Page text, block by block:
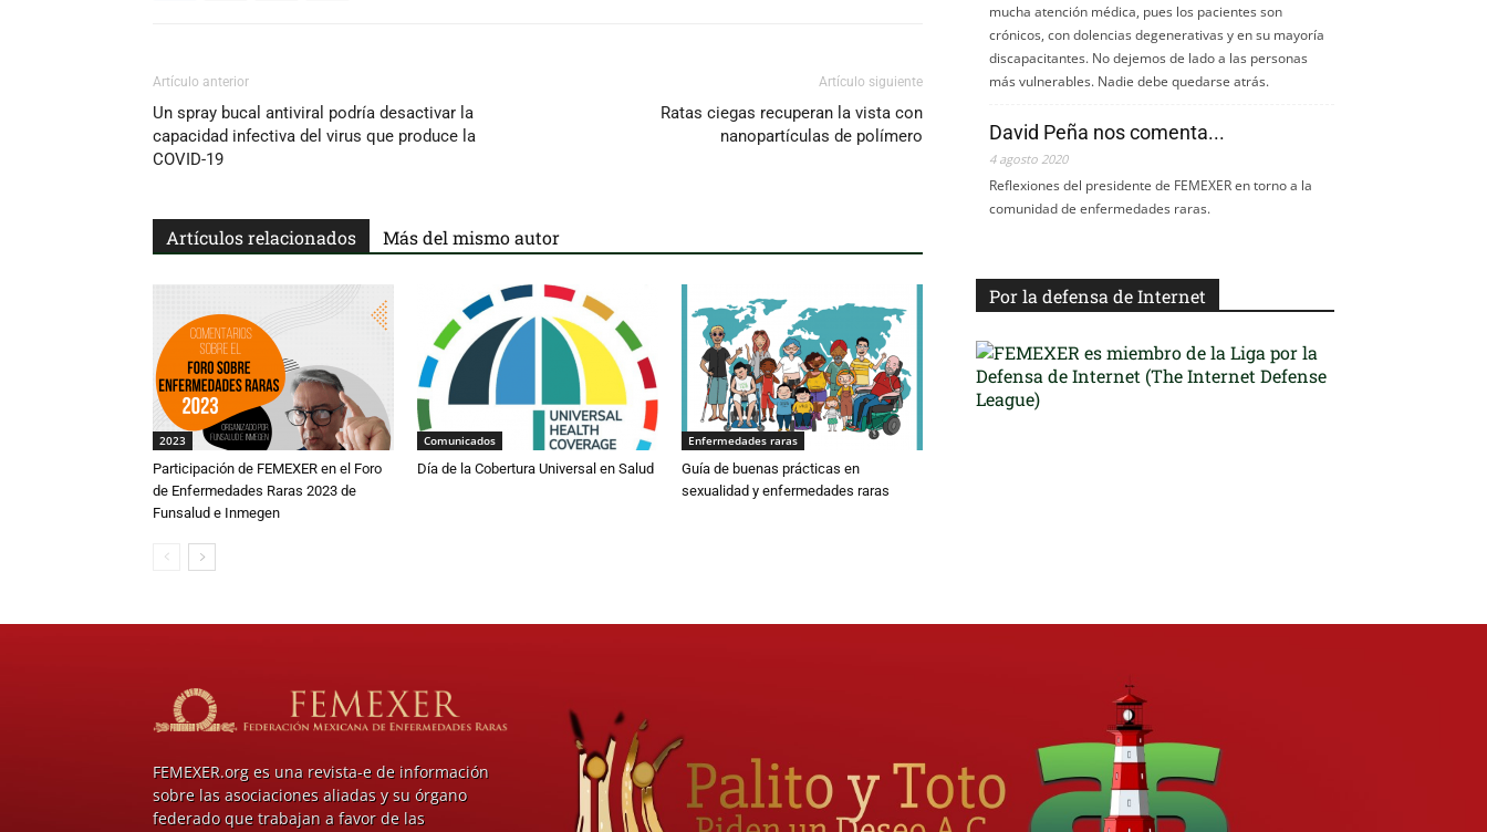
Artículo anterior
Un spray bucal antiviral podría desactivar la
capacidad infectiva del virus que produce la
COVID-19
Artículo siguiente
Ratas ciegas recuperan la vista con
nanopartículas de polímero
Artículos relacionados Más del mismo autor
2023
Participación de FEMEXER en el Foro
de Enfermedades Raras 2023 de
Funsalud e Inmegen
Comunicados
Día de la Cobertura Universal en Salud
Enfermedades raras
Guía de buenas prácticas en
sexualidad y enfermedades raras
mucha atención médica, pues los pacientes son
crónicos, con dolencias degenerativas y en su mayoría
discapacitantes. No dejemos de lado a las personas
más vulnerables. Nadie debe quedarse atrás.
David Peña nos comenta...
4 agosto 2020
Reflexiones del presidente de FEMEXER en torno a la
comunidad de enfermedades raras.
Por la defensa de Internet
FEMEXER.org es una revista-e de información
sobre las asociaciones aliadas y su órgano
federado que trabajan a favor de las